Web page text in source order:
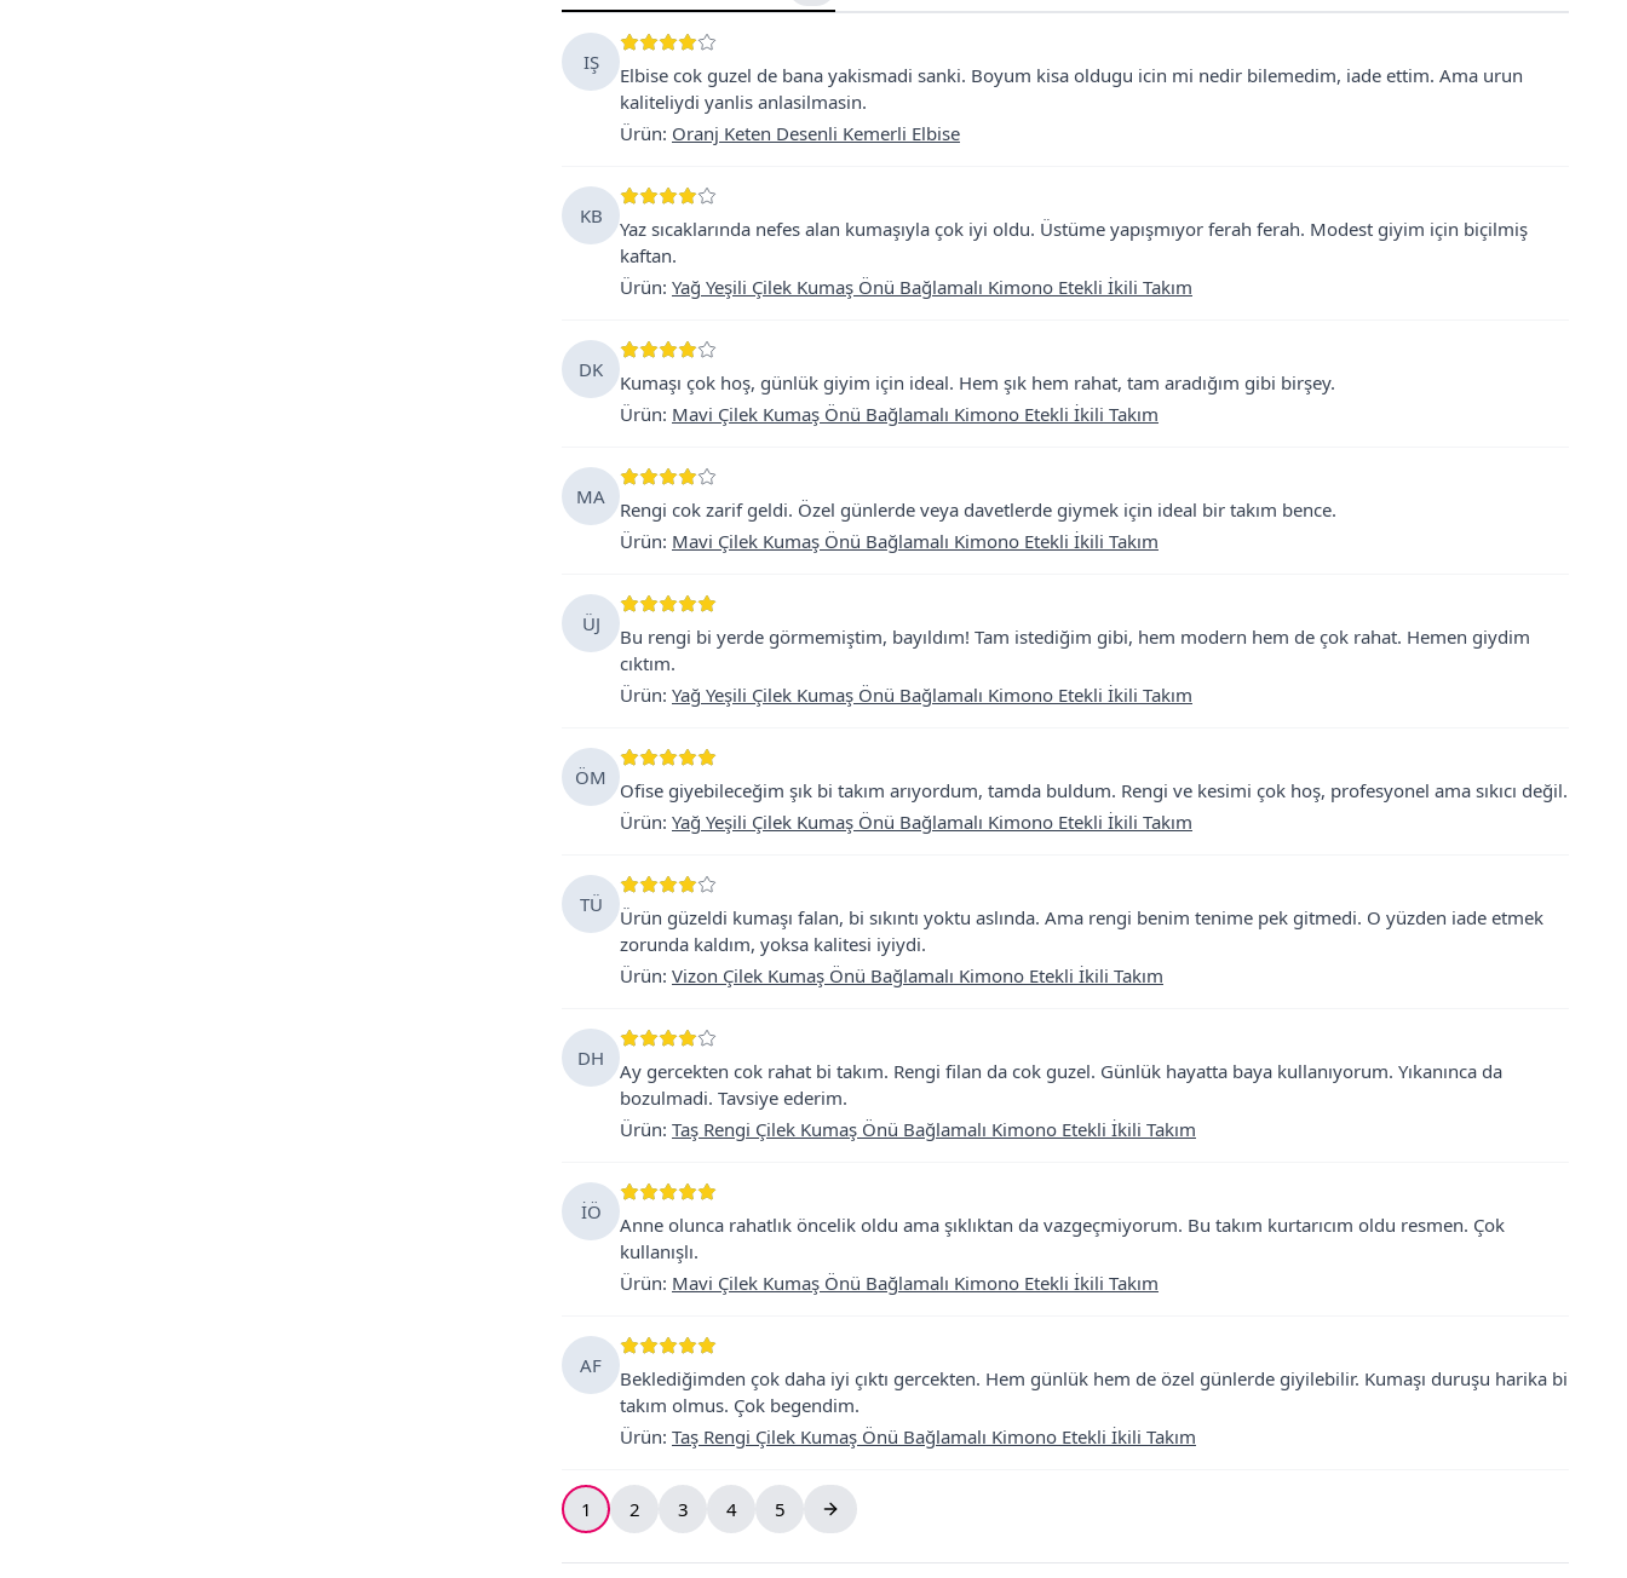
IŞ
Elbise cok guzel de bana yakismadi sanki. Boyum kisa oldugu icin mi nedir bilemedim, iade ettim. Ama urun
kaliteliydi yanlis anlasilmasin.
Ürün: Oranj Keten Desenli Kemerli Elbise
KB
Yaz sıcaklarında nefes alan kumaşıyla çok iyi oldu. Üstüme yapışmıyor ferah ferah. Modest giyim için biçilmiş
kaftan.
Ürün: Yağ Yeşili Çilek Kumaş Önü Bağlamalı Kimono Etekli İkili Takım
DK
Kumaşı çok hoş, günlük giyim için ideal. Hem şık hem rahat, tam aradığım gibi birşey.
Ürün: Mavi Çilek Kumaş Önü Bağlamalı Kimono Etekli İkili Takım
MA
Rengi cok zarif geldi. Özel günlerde veya davetlerde giymek için ideal bir takım bence.
Ürün: Mavi Çilek Kumaş Önü Bağlamalı Kimono Etekli İkili Takım
ÜJ
Bu rengi bi yerde görmemiştim, bayıldım! Tam istediğim gibi, hem modern hem de çok rahat. Hemen giydim
cıktım.
Ürün: Yağ Yeşili Çilek Kumaş Önü Bağlamalı Kimono Etekli İkili Takım
ÖM
Ofise giyebileceğim şık bi takım arıyordum, tamda buldum. Rengi ve kesimi çok hoş, profesyonel ama sıkıcı değil.
Ürün: Yağ Yeşili Çilek Kumaş Önü Bağlamalı Kimono Etekli İkili Takım
TÜ
Ürün güzeldi kumaşı falan, bi sıkıntı yoktu aslında. Ama rengi benim tenime pek gitmedi. O yüzden iade etmek
zorunda kaldım, yoksa kalitesi iyiydi.
Ürün: Vizon Çilek Kumaş Önü Bağlamalı Kimono Etekli İkili Takım
DH
Ay gercekten cok rahat bi takım. Rengi filan da cok guzel. Günlük hayatta baya kullanıyorum. Yıkanınca da
bozulmadi. Tavsiye ederim.
Ürün: Taş Rengi Çilek Kumaş Önü Bağlamalı Kimono Etekli İkili Takım
İÖ
Anne olunca rahatlık öncelik oldu ama şıklıktan da vazgeçmiyorum. Bu takım kurtarıcım oldu resmen. Çok
kullanışlı.
Ürün: Mavi Çilek Kumaş Önü Bağlamalı Kimono Etekli İkili Takım
AF
Beklediğimden çok daha iyi çıktı gercekten. Hem günlük hem de özel günlerde giyilebilir. Kumaşı duruşu harika bi
takım olmus. Çok begendim.
Ürün: Taş Rengi Çilek Kumaş Önü Bağlamalı Kimono Etekli İkili Takım
1 2 3 4 5